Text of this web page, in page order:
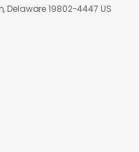
Delaware 19802-4447 US